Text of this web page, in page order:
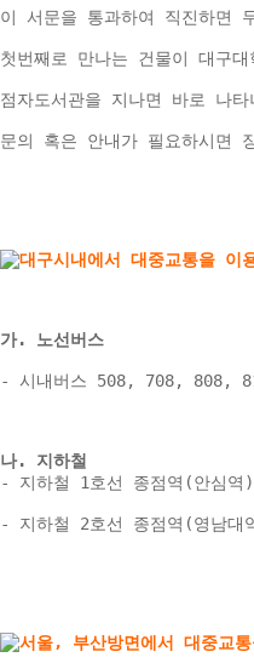
이 서문을 통과하여 직진하면
첫번째로 만나는 건물이 대구
점자도서관을 지나면 바로 나
문의 혹은 안내가 필요하시면
가. 노선버스
- 시내버스 508, 708, 808,
나. 지하철
- 지하철 1호선 종점역(안심
- 지하철 2호선 종점역(영남